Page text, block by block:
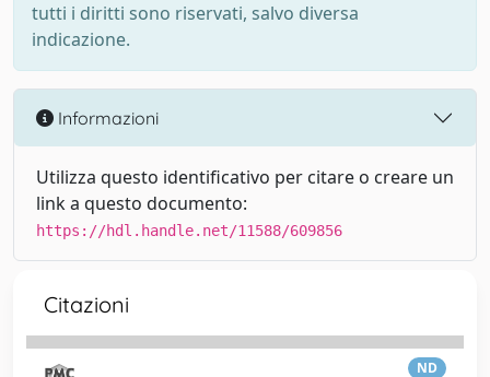
tutti i diritti sono riservati, salvo diversa
indicazione.
Informazioni
Utilizza questo identificativo per citare o creare un
link a questo documento:
https://hdl.handle.net/11588/609856
Citazioni
ND